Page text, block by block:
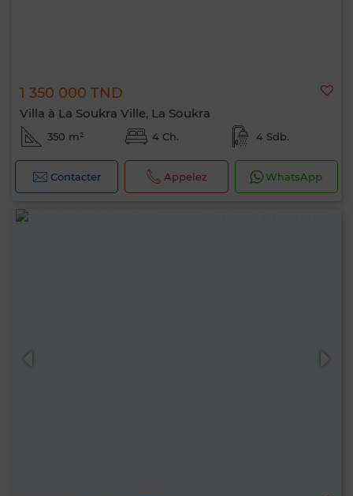
1 350 000 TND
Villa à La Soukra Ville, La Soukra
350 m² 4 Ch. 4 Sdb.
Contacter Appelez WhatsApp